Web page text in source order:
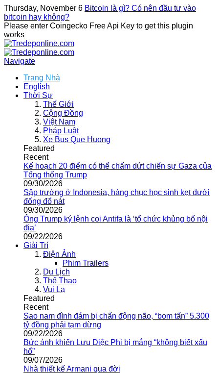
Thursday, November 6 Bitcoin là gì? Có nên đầu tư vào
bitcoin hay không?
Please enter Coingecko Free Api Key to get this plugin
works
Navigate
Trang Nhà
English
Thời Sự
Thế Giới
Cộng Đồng
Việt Nam
Pháp Luật
Xe Bus Que Huong
Featured
Recent
Kế hoạch 20 điểm có thể chấm dứt chiến sự Gaza của
Tổng thống Trump
09/30/2026
Sập trường ở Indonesia, hàng chục học sinh kẹt dưới
đống đổ nát
09/30/2026
Ông Trump ký lệnh coi Antifa là ‘tổ chức khủng bố nội
địa’
09/22/2026
Giải Trí
Điện Ảnh
Phim Trailers
Du Lịch
Thể Thao
Vui Lạ
Featured
Recent
Sao nam đình đám bị chấn động não, “bom tấn” 5.300
tỷ đồng phải tạm dừng
09/22/2026
Bức ảnh khiến Lưu Diệc Phi bị mắng “không biết xấu
hổ”
09/07/2026
Nhà thiết kế Armani qua đời